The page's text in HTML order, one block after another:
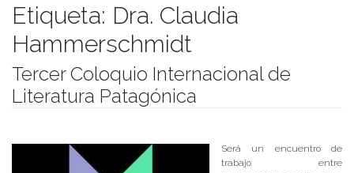
Etiqueta: Dra. Claudia
Hammerschmidt
Tercer Coloquio Internacional de
Literatura Patagónica
Será un encuentro de
trabajo entre